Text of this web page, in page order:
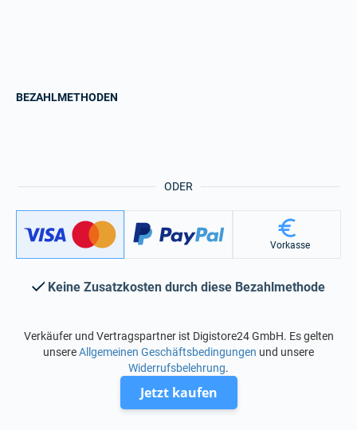
ODER
BEZAHLMETHODEN
Vorkasse
Keine Zusatzkosten durch diese Bezahlmethode
Verkäufer und Vertragspartner ist Digistore24 GmbH. Es gelten
unsereAllgemeinen Geschäftsbedingungen und unsere
Widerrufsbelehrung.
Jetzt kaufen